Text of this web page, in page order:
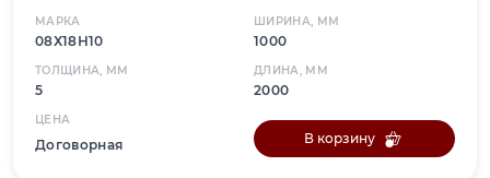
МАРКА
08Х18Н10
ШИРИНА, ММ
1000
ТОЛЩИНА, ММ
5
ДЛИНА, ММ
2000
ЦЕНА
Договорная В корзину